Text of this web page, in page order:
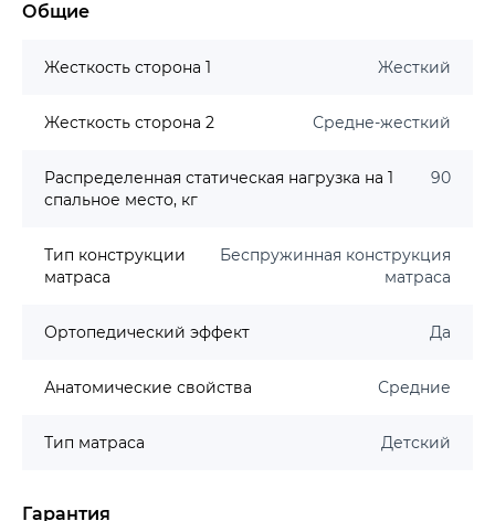
Общие
Жесткость сторона 1 Жесткий
Жесткость сторона 2 Средне-жесткий
Распределенная статическая нагрузка на 1
спальное место, кг
90
Тип конструкции
матраса
Беспружинная конструкция
матраса
Ортопедический эффект Да
Анатомические свойства Средние
Тип матраса Детский
Гарантия